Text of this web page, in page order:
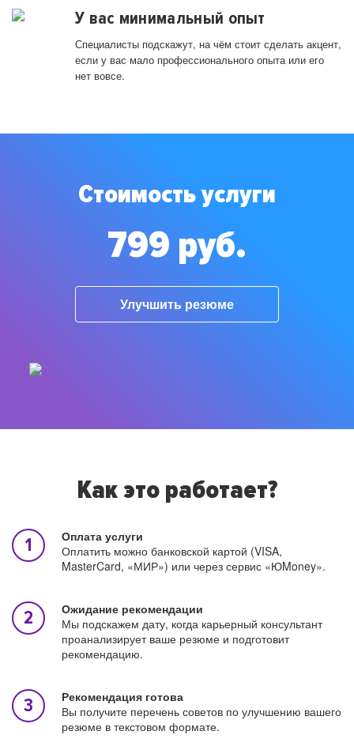
У вас минимальный опыт
Специалисты подскажут, на чём стоит сделать акцент,
если у вас мало профессионального опыта или его
нет вовсе.
Стоимость услуги
799 руб.
Улучшить резюме
Как это работает?
Оплата услуги
Оплатить можно банковской картой (VISA,
MasterCard, «МИР») или через сервис «ЮMoney».
Ожидание рекомендации
Мы подскажем дату, когда карьерный консультант
проанализирует ваше резюме и подготовит
рекомендацию.
Рекомендация готова
Вы получите перечень советов по улучшению вашего
резюме в текстовом формате.